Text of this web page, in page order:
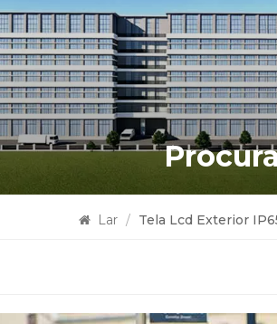
Lar / Tela Lcd Exterior